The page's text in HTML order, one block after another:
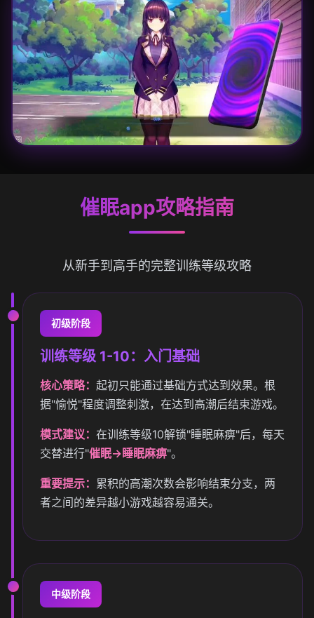
催眠app攻略指南
从新手到高手的完整训练等级攻略
初级阶段
训练等级 1-10：入门基础
核心策略： 起初只能通过基础方式达到效果。根
据"愉悦"程度调整刺激，在达到高潮后结束游戏。
模式建议： 在训练等级10解锁"睡眠麻痹"后，每天
交替进行"催眠→睡眠麻痹"。
重要提示： 累积的高潮次数会影响结束分支，两
者之间的差异越小游戏越容易通关。
中级阶段